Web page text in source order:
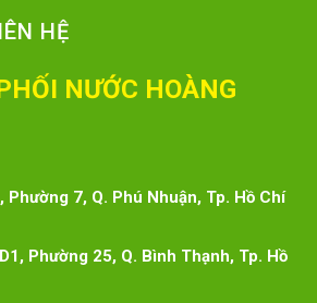
HỆ
NƯỚC HOÀNG
Phường 7, Q. Phú Nhuận, Tp. Hồ Chí
Phường 25, Q. Bình Thạnh, Tp. Hồ